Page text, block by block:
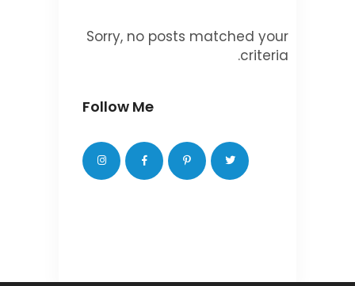
Sorry, no posts matched your
criteria.
Follow Me